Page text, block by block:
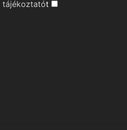
tájékoztatót